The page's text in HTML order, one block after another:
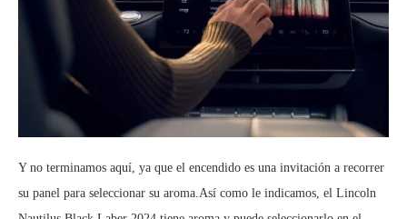
Y no terminamos aquí, ya que el encendido es una invitación a recorrer
su panel para seleccionar su aroma.Así como le indicamos, el Lincoln